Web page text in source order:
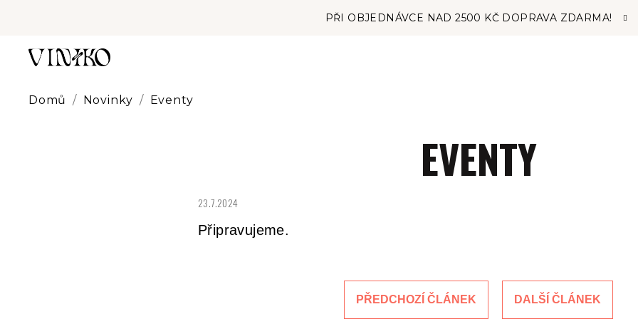
PŘI OBJEDNÁVCE NAD 2500 KČ DOPRAVA ZDARMA!
Domů / Novinky / Eventy
EVENTY
23.7.2024
Připravujeme.
PŘEDCHOZÍ ČLÁNEK DALŠÍ ČLÁNEK